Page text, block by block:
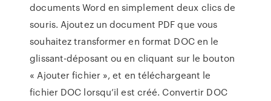
documents Word en simplement deux clics de
souris. Ajoutez un document PDF que vous
souhaitez transformer en format DOC en le
glissant-déposant ou en cliquant sur le bouton
« Ajouter fichier », et en téléchargeant le
fichier DOC lorsqu’il est créé. Convertir DOC